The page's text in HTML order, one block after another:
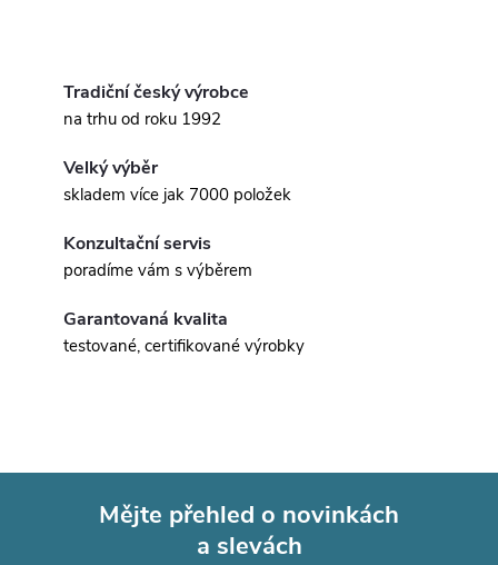
Tradiční český výrobce
na trhu od roku 1992
Velký výběr
skladem více jak 7000 položek
Konzultační servis
poradíme vám s výběrem
Garantovaná kvalita
testované, certifikované výrobky
Mějte přehled o novinkách
a slevách